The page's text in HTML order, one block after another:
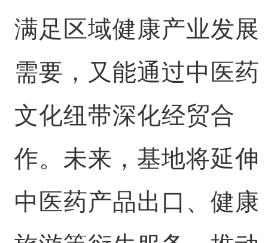
满足区域健康产业发展
需要，又能通过中医药
文化纽带深化经贸合
作。未来，基地将延伸
中医药产品出口、健康